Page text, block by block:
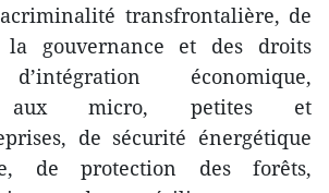
transfrontalière, de
gouvernance et des droits
économique,
aux micro, petites et
de sécurité énergétique
de protection des forêts,